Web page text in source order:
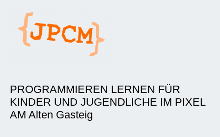
PROGRAMMIEREN LERNEN FÜR
KINDER UND JUGENDLICHE IM PIXEL
AM Alten Gasteig